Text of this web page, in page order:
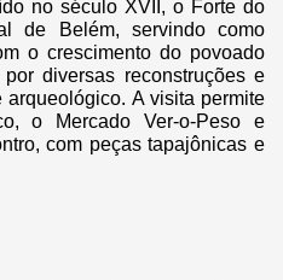
no século XVII, o Forte do
de Belém, servindo como
o crescimento do povoado
diversas reconstruções e
A visita permite
o Mercado Ver-o-Peso e
com peças tapajônicas e